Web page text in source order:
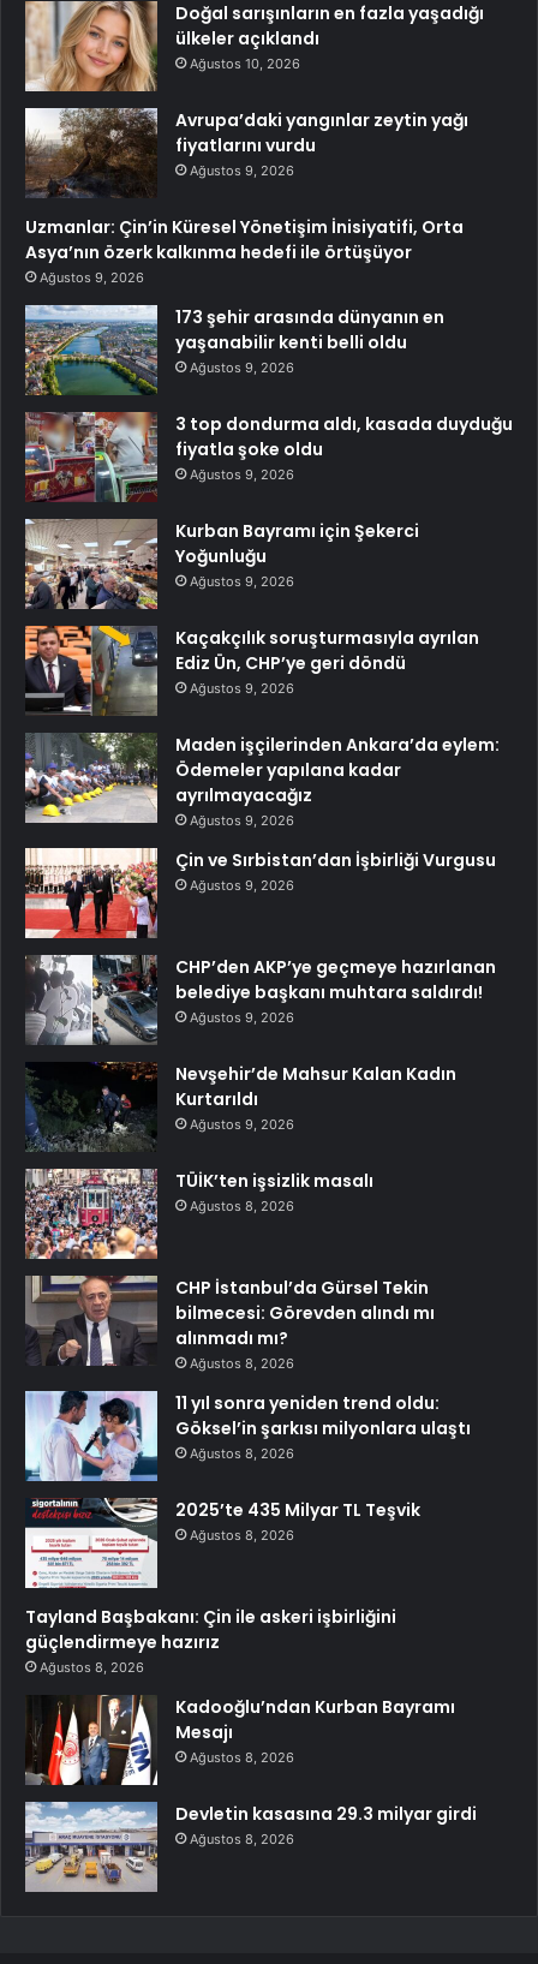
Doğal sarışınların en fazla yaşadığı
ülkeler açıklandı
Ağustos 10, 2026
Avrupa’daki yangınlar zeytin yağı
fiyatlarını vurdu
Ağustos 9, 2026
Uzmanlar: Çin’in Küresel Yönetişim İnisiyatifi, Orta
Asya’nın özerk kalkınma hedefi ile örtüşüyor
Ağustos 9, 2026
173 şehir arasında dünyanın en
yaşanabilir kenti belli oldu
Ağustos 9, 2026
3 top dondurma aldı, kasada duyduğu
fiyatla şoke oldu
Ağustos 9, 2026
Kurban Bayramı için Şekerci
Yoğunluğu
Ağustos 9, 2026
Kaçakçılık soruşturmasıyla ayrılan
Ediz Ün, CHP’ye geri döndü
Ağustos 9, 2026
Maden işçilerinden Ankara’da eylem:
Ödemeler yapılana kadar
ayrılmayacağız
Ağustos 9, 2026
Çin ve Sırbistan’dan İşbirliği Vurgusu
Ağustos 9, 2026
CHP’den AKP’ye geçmeye hazırlanan
belediye başkanı muhtara saldırdı!
Ağustos 9, 2026
Nevşehir’de Mahsur Kalan Kadın
Kurtarıldı
Ağustos 9, 2026
TÜİK’ten işsizlik masalı
Ağustos 8, 2026
CHP İstanbul’da Gürsel Tekin
bilmecesi: Görevden alındı mı
alınmadı mı?
Ağustos 8, 2026
11 yıl sonra yeniden trend oldu:
Göksel’in şarkısı milyonlara ulaştı
Ağustos 8, 2026
2025’te 435 Milyar TL Teşvik
Ağustos 8, 2026
Tayland Başbakanı: Çin ile askeri işbirliğini
güçlendirmeye hazırız
Ağustos 8, 2026
Kadooğlu’ndan Kurban Bayramı
Mesajı
Ağustos 8, 2026
Devletin kasasına 29.3 milyar girdi
Ağustos 8, 2026